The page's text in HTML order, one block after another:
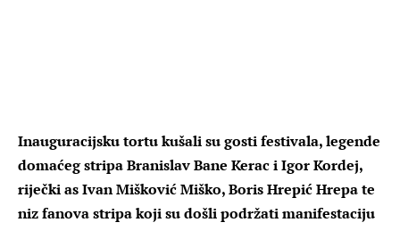
Inauguracijsku tortu kušali su gosti festivala, legende
domaćeg stripa Branislav Bane Kerac i Igor Kordej,
riječki as Ivan Mišković Miško, Boris Hrepić Hrepa te
niz fanova stripa koji su došli podržati manifestaciju